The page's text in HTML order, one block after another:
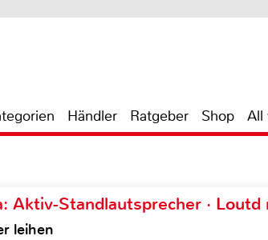
Händler Ratgeber Shop All
Aktiv-Standlautsprecher · Loutd
leihen